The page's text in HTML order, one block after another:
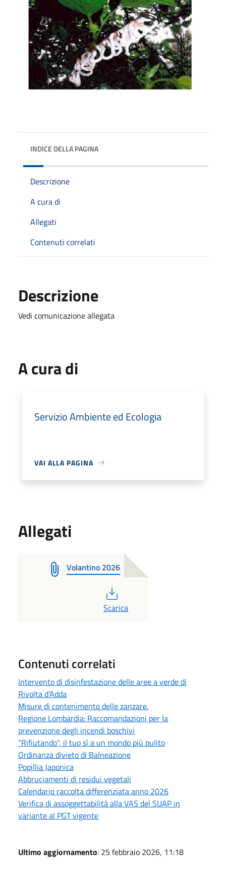
INDICE DELLA PAGINA
Descrizione
A cura di
Allegati
Contenuti correlati
Descrizione
Vedi comunicazione allegata
A cura di
Servizio Ambiente ed Ecologia
VAI ALLA PAGINA
Allegati
Volantino 2026
PDF
Scarica
Contenuti correlati
Intervento di disinfestazione delle aree a verde di
Rivolta d'Adda
Misure di contenimento delle zanzare.
Regione Lombardia: Raccomandazioni per la
prevenzione degli incendi boschivi
"Rifiutando", il tuo sì a un mondo più pulito
Ordinanza divieto di Balneazione
Popillia Japonica
Abbruciamenti di residui vegetali
Calendario raccolta differenziata anno 2026
Verifica di assoggettabilità alla VAS del SUAP in
variante al PGT vigente
Ultimo aggiornamento: 25 febbraio 2026, 11:18